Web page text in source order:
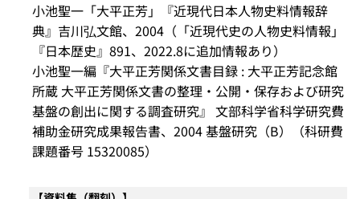
小池聖一「大平正芳」『近現代日本人物史料情報辞
典』吉川弘文館、2004（「近現代史の人物史料情報」
『日本歴史』891、2022.8に追加情報あり）
小池聖一編『大平正芳関係文書目録 : 大平正芳記念館
所蔵 大平正芳関係文書の整理・公開・保存および研究
基盤の創出に関する調査研究』 文部科学省科学研究費
補助金研究成果報告書、2004 基盤研究（B）（科研費
課題番号 15320085）